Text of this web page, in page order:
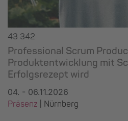
43 342
Professional Scrum
Produktentwicklung mit
Erfolgsrezept wird
04. - 06.11.2026
Präsenz
Nürnberg